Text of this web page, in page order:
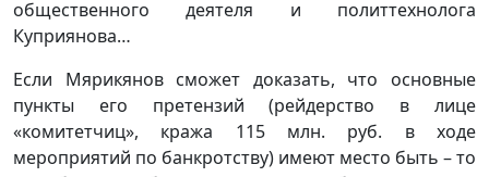
общественного деятеля и политтехнолога
Куприянова…
Если Мярикянов сможет доказать, что основные
пункты его претензий (рейдерство в лице
«комитетчиц», кража 115 млн. руб. в ходе
мероприятий по банкротству) имеют место быть – то